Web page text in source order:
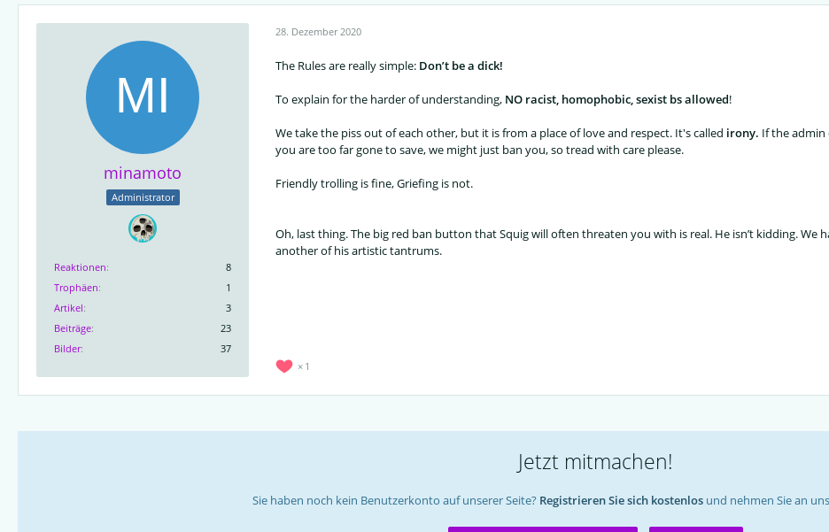
minamoto
Administrator
Reaktionen
8
Trophäen
1
Artikel
3
Beiträge
23
Bilder
37
28. Dezember 2020
The Rules are really simple: Don’t be a dick!
To explain for the harder of understanding, NO racist, homophobic, sexist bs allowed!
We take the piss out of each other, but it is from a place of love and respect. It's called irony. If the admin
you are too far gone to save, we might just ban you, so tread with care please.
Friendly trolling is fine, Griefing is not.
Oh, last thing. The big red ban button that Squig will often threaten you with is real. He isn’t kidding.
another of his artistic tantrums.
1
Jetzt mitmachen!
Sie haben noch kein Benutzerkonto auf unserer Seite? Registrieren Sie sich kostenlos und nehmen Sie an